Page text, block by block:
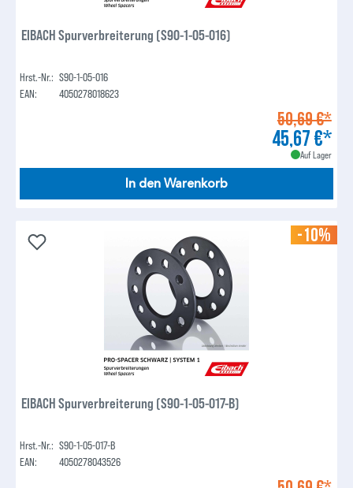
EIBACH Spurverbreiterung (S90-1-05-016)
Hrst.-Nr.: S90-1-05-016
EAN:
4050278018623
50,69 €*
45,67 €*
Auf Lager
In den Warenkorb
-10%
EIBACH Spurverbreiterung (S90-1-05-017-B)
Hrst.-Nr.: S90-1-05-017-B
EAN:
4050278043526